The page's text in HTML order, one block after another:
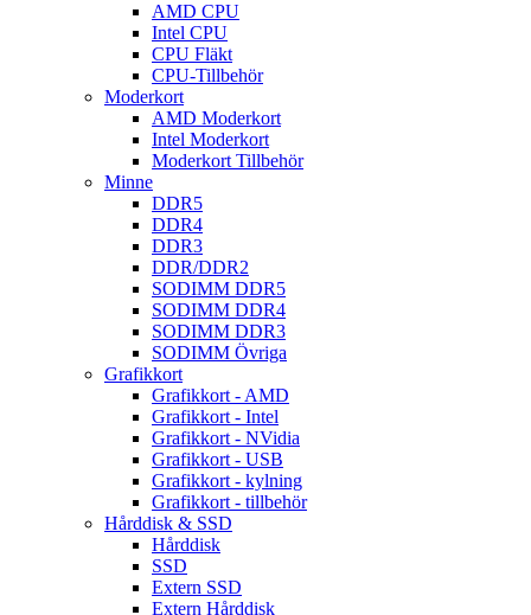
AMD CPU
Intel CPU
CPU Fläkt
CPU-Tillbehör
Moderkort
AMD Moderkort
Intel Moderkort
Moderkort Tillbehör
Minne
DDR5
DDR4
DDR3
DDR/DDR2
SODIMM DDR5
SODIMM DDR4
SODIMM DDR3
SODIMM Övriga
Grafikkort
Grafikkort - AMD
Grafikkort - Intel
Grafikkort - NVidia
Grafikkort - USB
Grafikkort - kylning
Grafikkort - tillbehör
Hårddisk & SSD
Hårddisk
SSD
Extern SSD
Extern Hårddisk